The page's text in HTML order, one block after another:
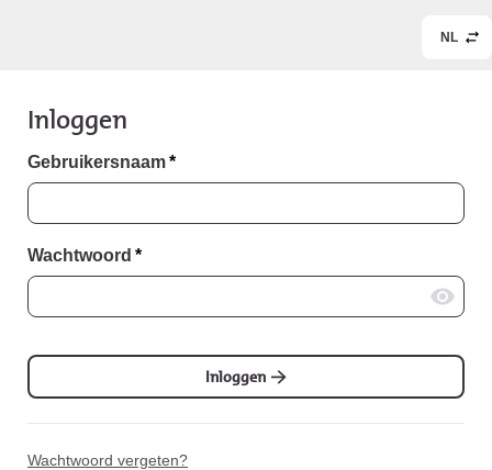
NL
Inloggen
Gebruikersnaam*
Wachtwoord *
Inloggen
Wachtwoord vergeten?